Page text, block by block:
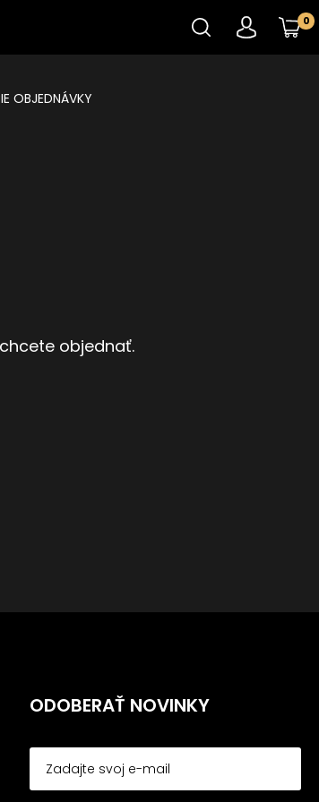
0
OBJEDNÁVKY
objednať.
ODOBERAŤ NOVINKY